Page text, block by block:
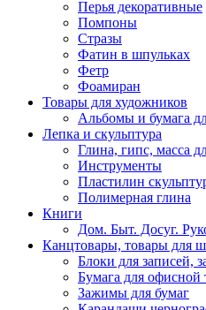
Перья декоративные
Помпоны
Стразы
Фатин в шпульках
Фетр
Фоамиран
Товары для художников
Альбомы и бумага
Лепка и скульптура
Глина, гипс, масса
Инструменты
Пластилин
Полимерная глина
Книги
Дом. Быт. Досуг.
Канцтовары, товары для
Блоки для записей,
Бумага для офисной
Зажимы для бумаг